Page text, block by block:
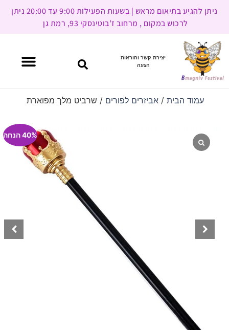
ניתן להגיע בתיאום מראש | בשעות הפעילות 9:00 עד 20:00 ניתן
לרכוש במקום , מרחוב ז’בוטינסקי 93, רמת גן
יצירת קשר והוראות
הגעה
עמוד הבית/ אביזרים לפורים / שרביט מלך מפוארת
40% הנחה